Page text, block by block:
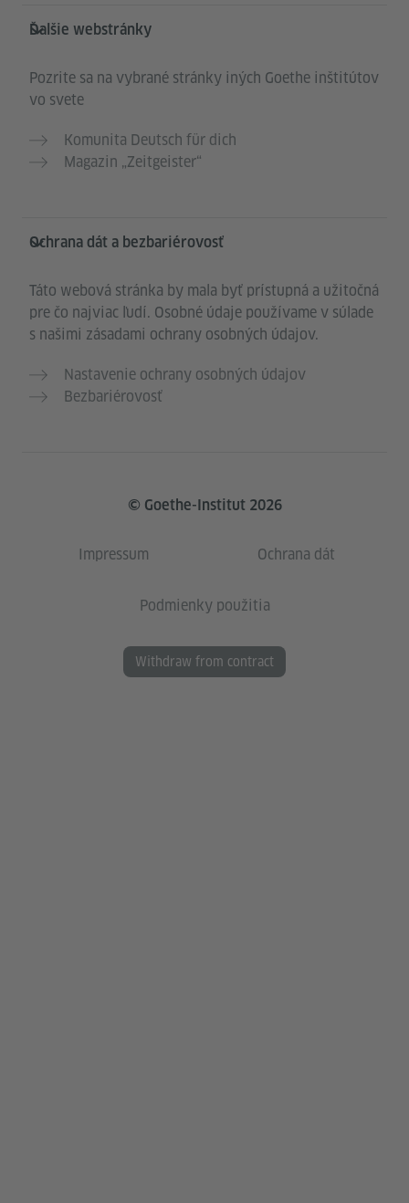
Ďalšie webstránky
Pozrite sa na vybrané stránky iných Goethe inštitútov
vo svete
Komunita Deutsch für dich
Magazin „Zeitgeister“
Ochrana dát a bezbariérovosť
Táto webová stránka by mala byť prístupná a užitočná
pre čo najviac ľudí. Osobné údaje používame v súlade
s našimi zásadami ochrany osobných údajov.
Nastavenie ochrany osobných údajov
Bezbariérovosť
© Goethe-Institut 2026
Impressum Ochrana dát
Podmienky použitia
Withdraw from contract